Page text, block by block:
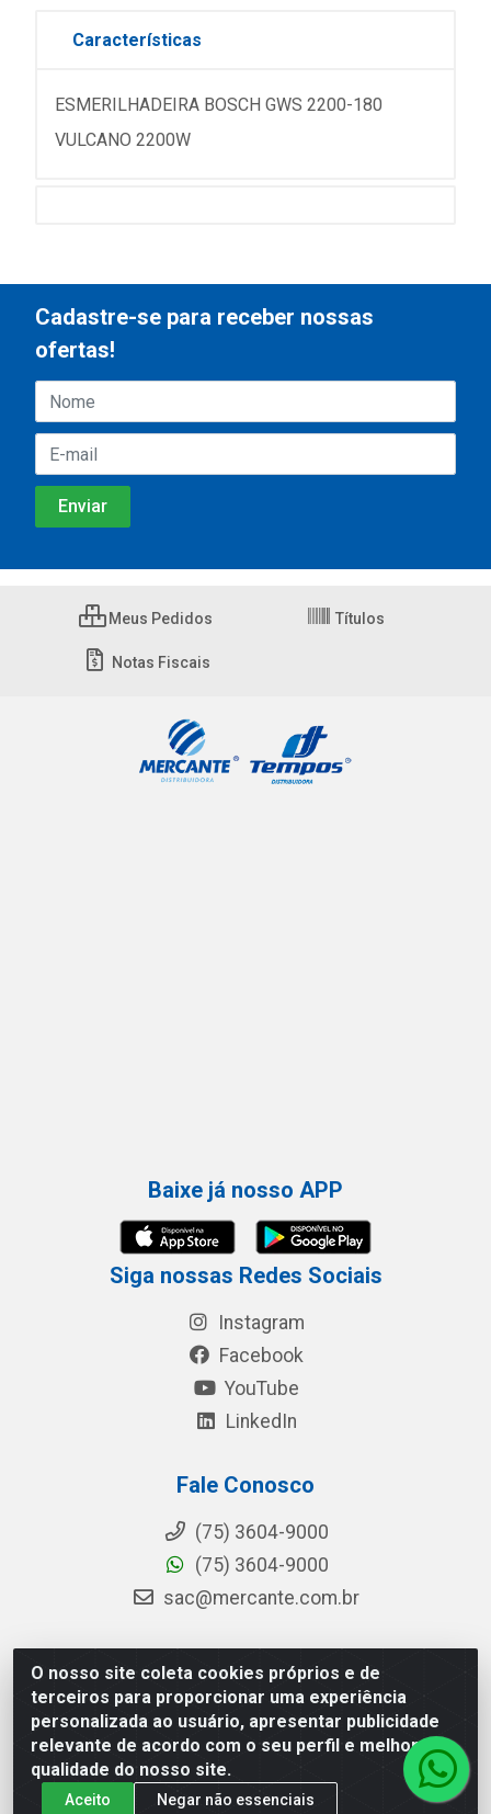
Características
ESMERILHADEIRA BOSCH GWS 2200-180
VULCANO 2200W
O nosso site coleta cookies próprios e de
terceiros para proporcionar uma experiência
personalizada ao usuário, apresentar publicidade
relevante de acordo com o seu perfil e melhorar a
qualidade do nosso site.
Aceito Negar não essenciais
Cadastre-se para receber nossas
ofertas!
Meus Pedidos Títulos
Notas Fiscais
Baixe já nosso APP
Siga nossas Redes Sociais
Instagram
Facebook
YouTube
LinkedIn
Fale Conosco
(75) 3604-9000
(75) 3604-9000
sac@mercante.com.br
Mercante Distribuidora - Rua Mercante, 699 - Aviário,
Feira de Santana/BA - CEP 44.096-218 - CNPJ
96.755.848/0001-08